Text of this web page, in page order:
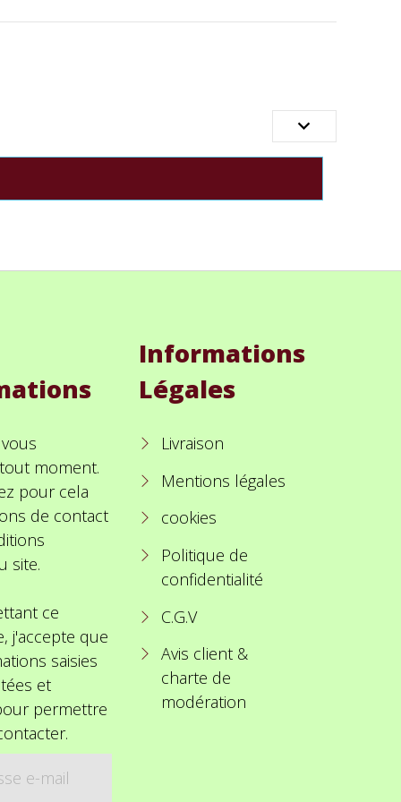

moment.
pour cela
de contact
site.
ce
j'accepte que
saisies
et
permettre
Informations
Légales
Livraison
Mentions légales
cookies
Politique de
confidentialité
C.G.V
Avis client &
charte de
modération